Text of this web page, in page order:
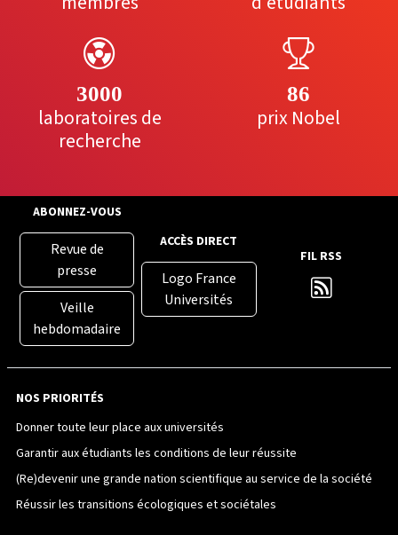
3000
laboratoires de
recherche
86
prix Nobel
ABONNEZ-VOUS
Revue de
presse
Veille
hebdomadaire
ACCÈS DIRECT
Logo France
Universités
FIL RSS
NOS PRIORITÉS
Donner toute leur place aux universités
Garantir aux étudiants les conditions de leur réussite
(Re)devenir une grande nation scientifique au service de la société
Réussir les transitions écologiques et sociétales